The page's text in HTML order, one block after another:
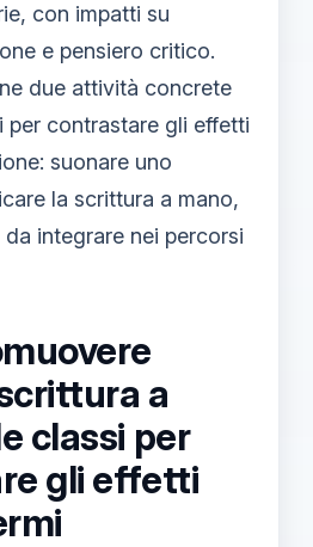
con impatti su
e pensiero critico.
due attività concrete
per contrastare gli effetti
suonare uno
la scrittura a mano,
integrare nei percorsi
a
classi per
gli effetti